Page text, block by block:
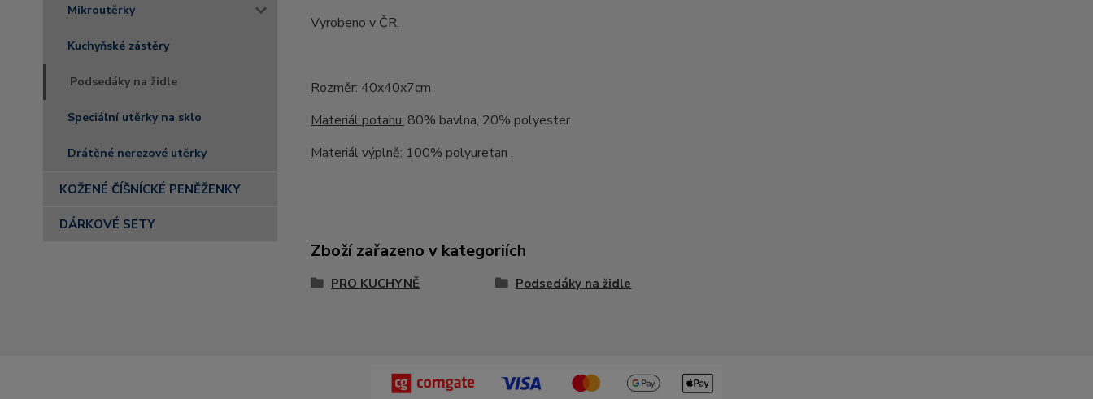
Mikroutěrky
Kuchyňské zástěry
Podsedáky na židle
Speciální utěrky na sklo
Drátěné nerezové utěrky
KOŽENÉ ČÍŠNÍCKÉ PENĚŽENKY
DÁRKOVÉ SETY
Vyrobeno v ČR.
Rozměr: 40x40x7cm
Materiál potahu: 80% bavlna, 20% polyester
Materiál výplně: 100% polyuretan .
Zboží zařazeno v kategoriích
PRO KUCHYNĚ Podsedáky na židle